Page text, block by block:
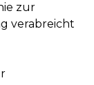
zur
verabreicht